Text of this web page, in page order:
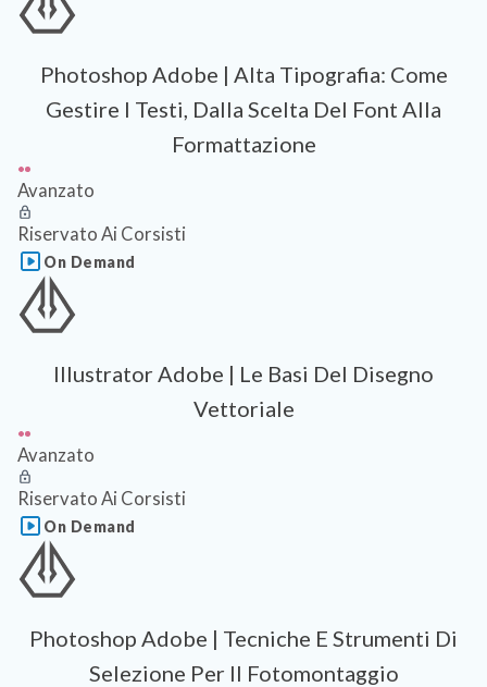
Photoshop Adobe | Alta Tipografia: Come
Gestire I Testi, Dalla Scelta Del Font Alla
Formattazione
Avanzato
Riservato Ai Corsisti
On Demand
Illustrator Adobe | Le Basi Del Disegno
Vettoriale
Avanzato
Riservato Ai Corsisti
On Demand
Photoshop Adobe | Tecniche E Strumenti Di
Selezione Per Il Fotomontaggio